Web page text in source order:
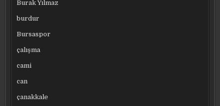
Burak Yılmaz
burdur
Bursaspor
çalışma
cami
can
çanakkale